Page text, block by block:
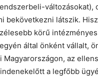
bekövetkezni látszik.
körű
által önként vállalt,
Magyarországon, az
a legfőbb